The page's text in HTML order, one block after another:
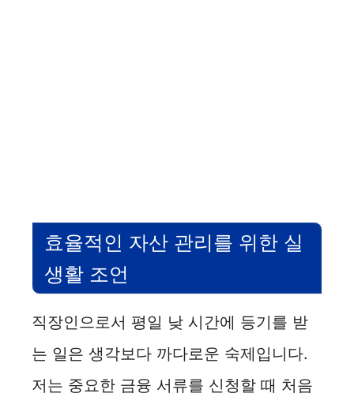
효율적인 자산 관리를 위한 실
생활 조언
직장인으로서 평일 낮 시간에 등기를 받
는 일은 생각보다 까다로운 숙제입니다.
저는 중요한 금융 서류를 신청할 때 처음